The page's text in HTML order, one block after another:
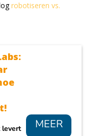
robotiseren vs.
MEER